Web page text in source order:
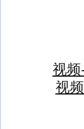
视
视